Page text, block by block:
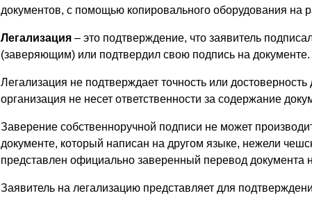
документов, с помощью копировального оборудования на
Легализация – это подтверждение, что заявитель
(заверяющим) или подтвердил свою подпись на документе.
Легализация не подтверждает точность или
организация не несет ответственности за содержание
Заверение собственноручной подписи не может
документе, который написан на другом языке, нежели
представлен официально заверенный перевод документа
Заявитель на легализацию представляет для